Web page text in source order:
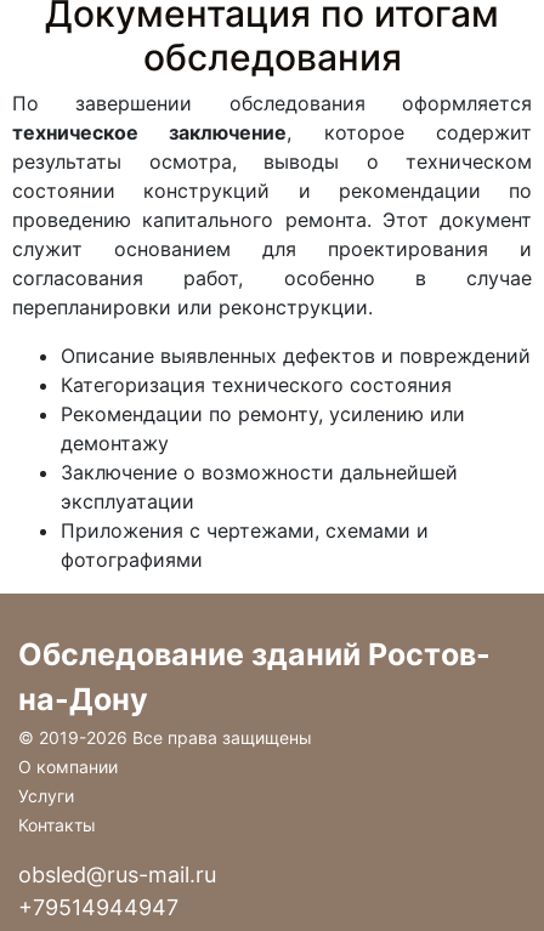
Документация по итогам
обследования
По завершении обследования оформляется
техническое заключение, которое содержит
результаты осмотра, выводы о техническом
состоянии конструкций и рекомендации по
проведению капитального ремонта. Этот документ
служит основанием для проектирования и
согласования работ, особенно в случае
перепланировки или реконструкции.
Описание выявленных дефектов и повреждений
Категоризация технического состояния
Рекомендации по ремонту, усилению или
демонтажу
Заключение о возможности дальнейшей
эксплуатации
Приложения с чертежами, схемами и
фотографиями
Обследование зданий Ростов-
на-Дону
© 2019-2026 Все права защищены
О компании
Услуги
Контакты
obsled@rus-mail.ru
+79514944947